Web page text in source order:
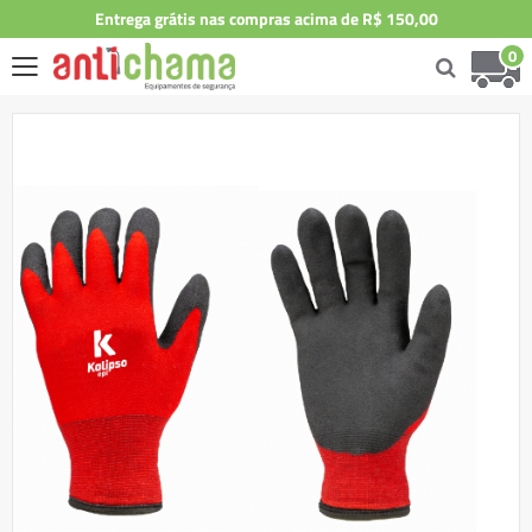
Entrega grátis nas compras acima de R$ 150,00
0
images
gallery